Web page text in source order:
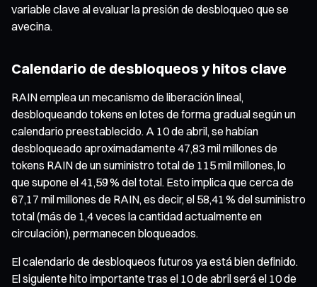
variable clave al evaluar la presión de desbloqueo que se
avecina.
Calendario de desbloqueos y hitos clave
RAIN emplea un mecanismo de liberación lineal,
desbloqueando tokens en lotes de forma gradual según un
calendario preestablecido. A 10 de abril, se habían
desbloqueado aproximadamente 47,83 mil millones de
tokens RAIN de un suministro total de 115 mil millones, lo
que supone el 41,59 % del total. Esto implica que cerca de
67,17 mil millones de RAIN, es decir, el 58,41 % del suministro
total (más de 1,4 veces la cantidad actualmente en
circulación), permanecen bloqueados.
El calendario de desbloqueos futuros ya está bien definido.
El siguiente hito importante tras el 10 de abril será el 10 de